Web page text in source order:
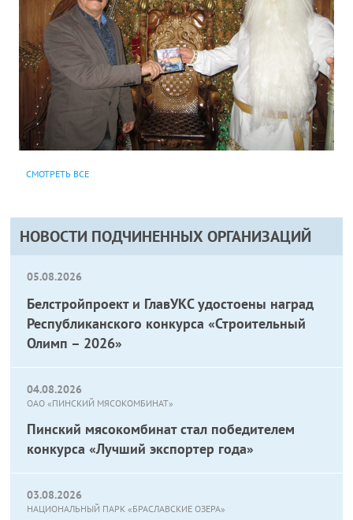
НОВОСТИ ПОДЧИНЕННЫХ ОРГАНИЗАЦИЙ
05.08.2026
Белстройпроект и ГлавУКС удостоены наград
Республиканского конкурса «Строительный
Олимп – 2026»
04.08.2026
ОАО «ПИНСКИЙ МЯСОКОМБИНАТ»
Пинский мясокомбинат стал победителем
конкурса «Лучший экспортер года»
03.08.2026
НАЦИОНАЛЬНЫЙ ПАРК «БРАСЛАВСКИЕ ОЗЕРА»
СМОТРЕТЬ ВСЕ